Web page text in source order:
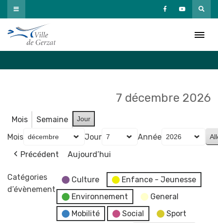
Passer
au
contenu
7 décembre 2026
Mois Semaine Jour
Mois Jour
Année
Précédent
Aujourd’hui
Catégories
d’évènement
Culture
Enfance - Jeunesse
Environnement
General
Mobilité
Social
Sport